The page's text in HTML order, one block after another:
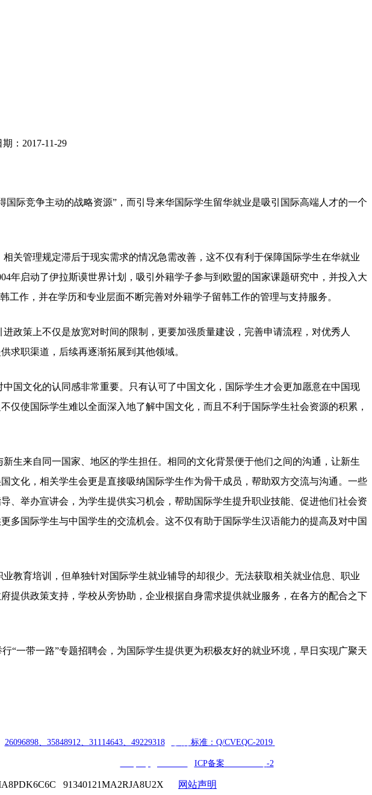
：2017-11-29
际竞争主动的战略资源”，而引导来华国际学生留华就业是吸引国际高端人才的一个
关管理规定滞后于现实需求的情况急需改善，这不仅有利于保障国际学生在华就业
年启动了伊拉斯谟世界计划，吸引外籍学子参与到欧盟的国家课题研究中，并投入大
作，并在学历和专业层面不断完善对外籍学子留韩工作的管理与支持服务。
政策上不仅是放宽对时间的限制，更要加强质量建设，完善申请流程，对优秀人
求职渠道，后续再逐渐拓展到其他领域。
国文化的认同感非常重要。只有认可了中国文化，国际学生才会更加愿意在中国现
使国际学生难以全面深入地了解中国文化，而且不利于国际学生社会资源的积累，
生来自同一国家、地区的学生担任。相同的文化背景便于他们之间的沟通，让新生
文化，相关学生会更是直接吸纳国际学生作为骨干成员，帮助双方交流与沟通。一些
、举办宣讲会，为学生提供实习机会，帮助国际学生提升职业技能、促进他们社会资
国际学生与中国学生的交流机会。这不仅有助于国际学生汉语能力的提高及对中国
教育培训，但单独针对国际学生就业辅导的却很少。无法获取相关就业信息、职业
提供政策支持，学校从旁协助，企业根据自身需求提供就业服务，在各方的配合之下
“一带一路”专题招聘会，为国际学生提供更为积极友好的就业环境，早日实现广聚天
26096898、35848912、31114643、49229318| 标准：Q/CVEQC-2019
ICP备案 -2
91340121MA2RJA8U2X 网站声明